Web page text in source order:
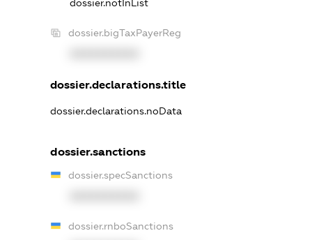
dossier.notInList
dossier.bigTaxPayerReg
dossier.declarations.title
dossier.declarations.noData
dossier.sanctions
dossier.specSanctions
dossier.rnboSanctions